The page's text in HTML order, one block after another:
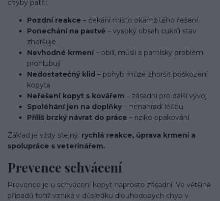
chyby patří:
Pozdní reakce – čekání místo okamžitého řešení
Ponechání na pastvě – vysoký obsah cukrů stav
zhoršuje
Nevhodné krmení– obilí, müsli a pamlsky problém
prohlubují
Nedostatečný klid – pohyb může zhoršit poškození
kopyta
Neřešení kopyt s kovářem – zásadní pro další vývoj
Spoléhání jen na doplňky – nenahradí léčbu
Příliš brzký návrat do práce – riziko opakování
Základ je vždy stejný: rychlá reakce, úprava krmení a
spolupráce s veterinářem.
Prevence schvácení
Prevence je u schvácení kopyt naprosto zásadní. Ve většině
případů totiž vzniká v důsledku dlouhodobých chyb v